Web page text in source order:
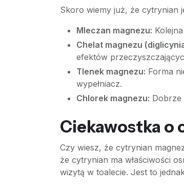
Skoro wiemy już, że cytrynian
Mleczan magnezu:
Chelat magnezu
efektów
Tlenek magnezu: Forma
wypełniacz.
Chlorek magnezu: Dobrze
Ciekawostka o
Czy wiesz, że cytrynian
że cytrynian ma właściwości
wizytą w toalecie. Jest to